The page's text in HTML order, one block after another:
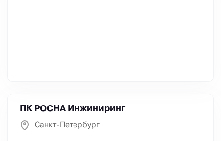
ПК РОСНА Инжиниринг
Санкт-Петербург